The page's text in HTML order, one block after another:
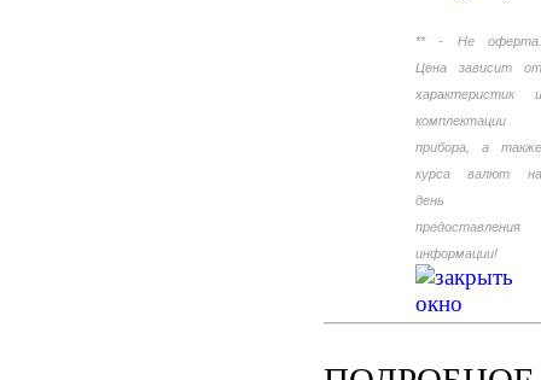
** - Не оферта.
Цена зависит от
характеристик и
комплектации
прибора, а также
курса валют на
день
предоставления
информации!